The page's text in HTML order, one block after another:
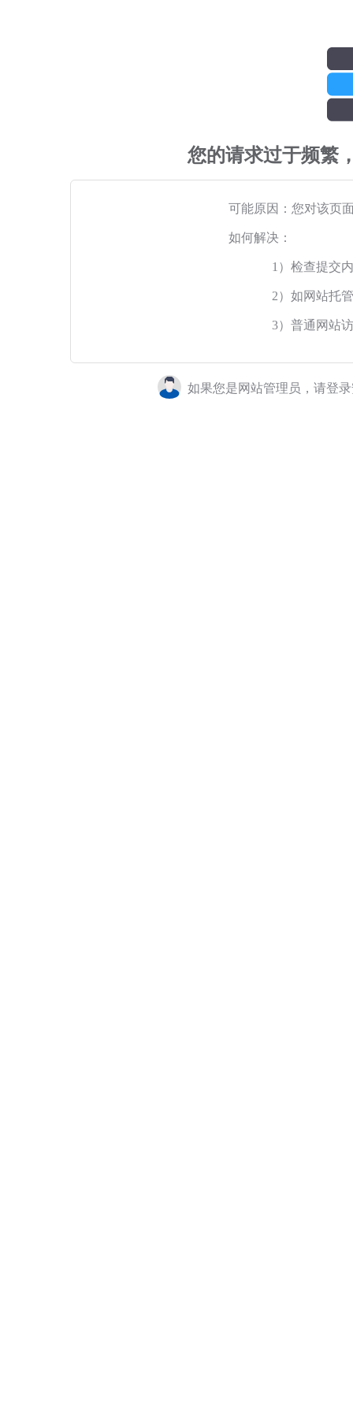
您的请求过于频繁
可能原因：您对该页
如何解决：
1）检查提交
2）如网站托
3）普通网站
如果您是网站管理员，请登